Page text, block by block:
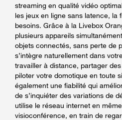
streaming en qualité vidéo
les jeux en ligne sans latence, la
besoins. Grâce à la Livebox
plusieurs appareils
objets connectés, sans perte de
s’intègre naturellement dans
travailler à distance, partager
piloter votre domotique en toute
également une fiabilité qui
de s’inquiéter des variations de
utilise le réseau internet en
visioconférence, en train de